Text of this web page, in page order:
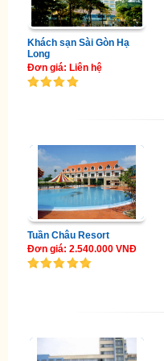
Khách sạn Sài Gòn Hạ
Long
Đơn giá: Liên hệ
Tuần Châu Resort
Đơn giá: 2.540.000 VNĐ